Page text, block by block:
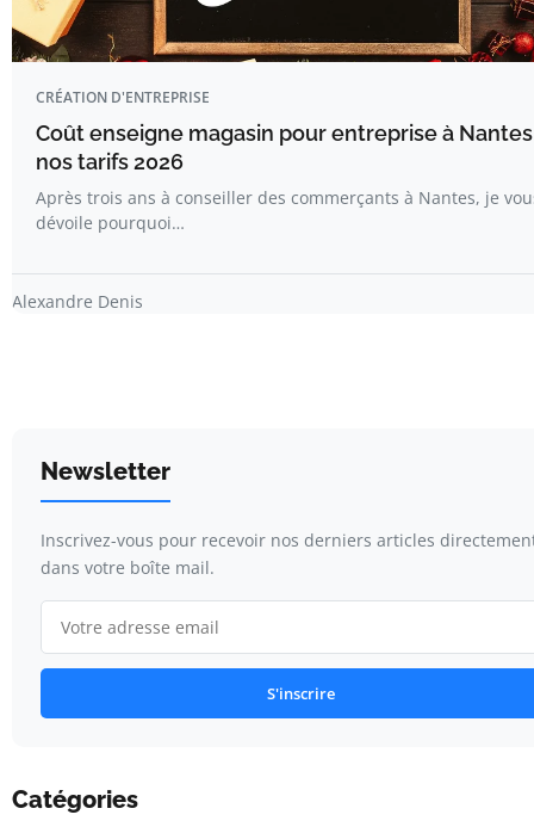
CRÉATION D'ENTREPRISE
Coût enseigne magasin pour entreprise à Nantes
nos tarifs 2026
Après trois ans à conseiller des commerçants à Nantes, je
dévoile pourquoi…
Alexandre Denis
Newsletter
Inscrivez-vous pour recevoir nos derniers articles
dans votre boîte mail.
S'inscrire
Catégories